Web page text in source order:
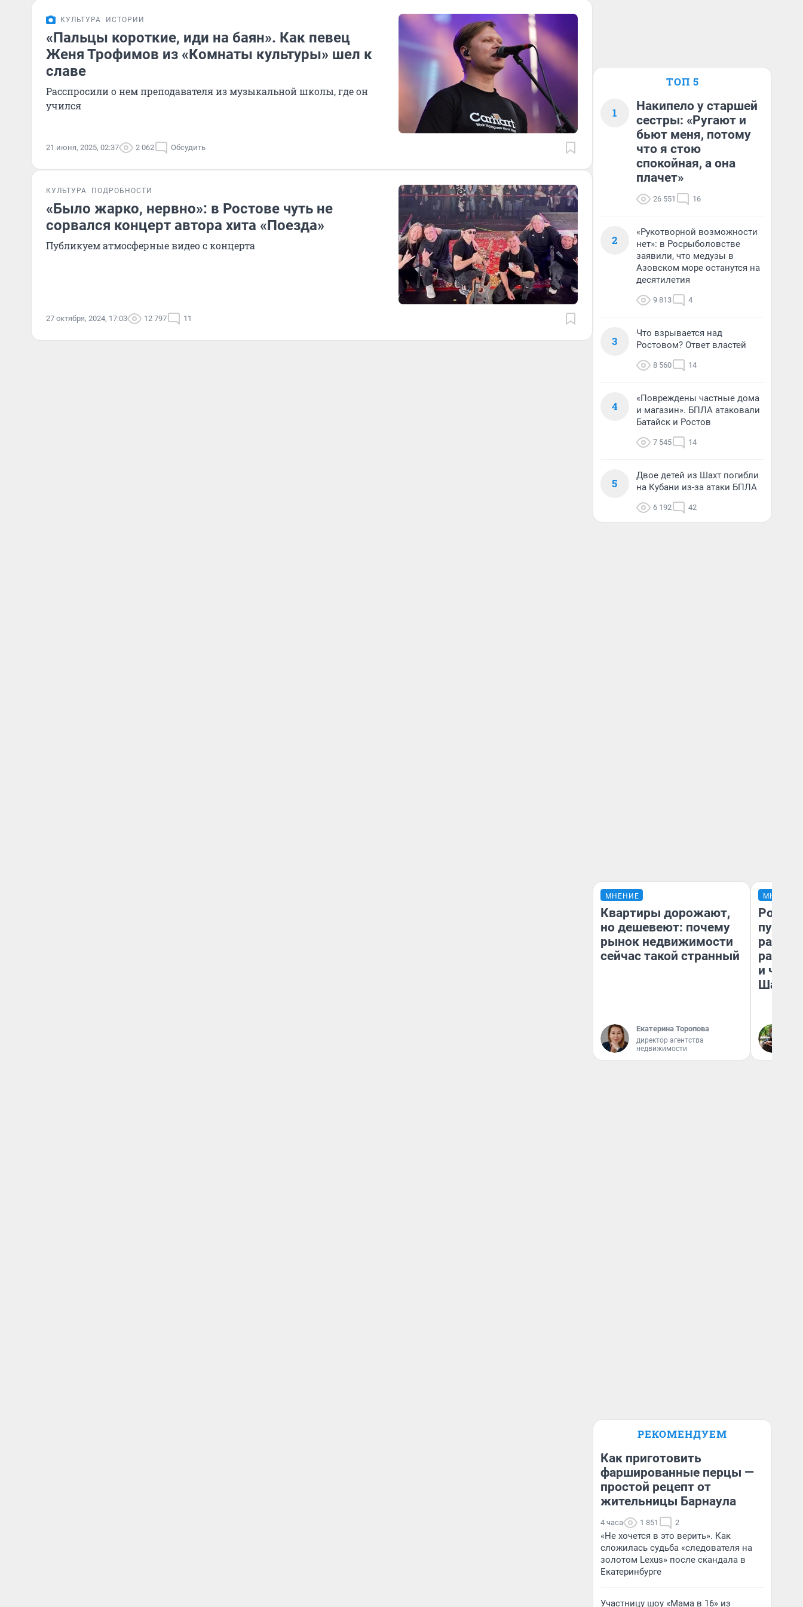
КУЛЬТУРА ИСТОРИИ
«Пальцы короткие, иди на баян». Как певец
Женя Трофимов из «Комнаты культуры» шел к
славе
Расспросили о нем преподавателя из музыкальной школы, где он
учился
21 июня, 2025, 02:37 2 062 Обсудить
КУЛЬТУРА ПОДРОБНОСТИ
«Было жарко, нервно»: в Ростове чуть не
сорвался концерт автора хита «Поезда»
Публикуем атмосферные видео с концерта
27 октября, 2024, 17:03 12 797 11
ТОП 5
1
Накипело у старшей
сестры: «Ругают и
бьют меня, потому
что я стою
спокойная, а она
плачет»
26 551 16
2
«Рукотворной возможности
нет»: в Росрыболовстве
заявили, что медузы в
Азовском море останутся на
десятилетия
9 813 4
3
Что взрывается над
Ростовом? Ответ властей
8 560 14
4
«Повреждены частные дома
и магазин». БПЛА атаковали
Батайск и Ростов
7 545 14
5
Двое детей из Шахт погибли
на Кубани из-за атаки БПЛА
6 192 42
МНЕНИЕ
Квартиры дорожают,
но дешевеют: почему
рынок недвижимости
сейчас такой странный
Екатерина Торопова
директор агентства
недвижимости
МНЕНИЕ
и чем
РЕКОМЕНДУЕМ
Как приготовить
фаршированные перцы —
простой рецепт от
жительницы Барнаула
4 часа 1 851 2
«Не хочется в это верить». Как
сложилась судьба «следователя на
золотом Lexus» после скандала в
Екатеринбурге
Участницу шоу «Мама в 16» из